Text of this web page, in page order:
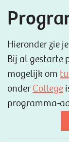
Hieronder zie
Bij al gestarte
mogelijk om
onder College
programma-